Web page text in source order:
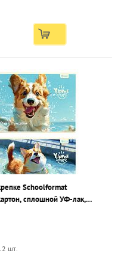
Schoolformat
сплошной УФ-лак,
шт.